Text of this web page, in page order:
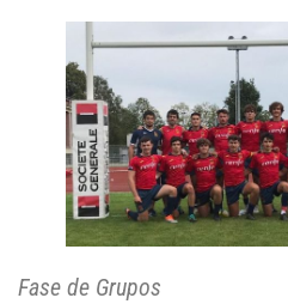
Fase de Grupos